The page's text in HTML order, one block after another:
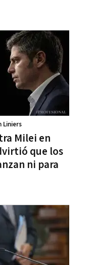
Milei en
que los
ni para
Liniers